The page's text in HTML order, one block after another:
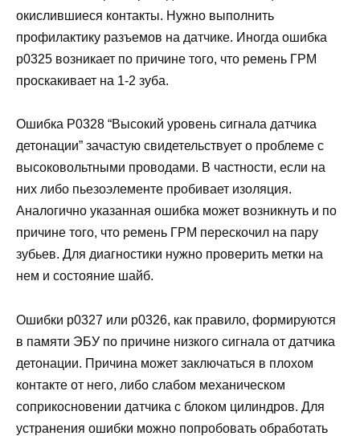
окислившиеся контакты. Нужно выполнить
профилактику разъемов на датчике. Иногда ошибка
p0325 возникает по причине того, что ремень ГРМ
проскакивает на 1-2 зуба.
Ошибка P0328 “Высокий уровень сигнала датчика
детонации” зачастую свидетельствует о проблеме с
высоковольтными проводами. В частности, если на
них либо пьезоэлементе пробивает изоляция.
Аналогично указанная ошибка может возникнуть и по
причине того, что ремень ГРМ перескочил на пару
зубьев. Для диагностики нужно проверить метки на
нем и состояние шайб.
Ошибки р0327 или р0326, как правило, формируются
в памяти ЭБУ по причине низкого сигнала от датчика
детонации. Причина может заключаться в плохом
контакте от него, либо слабом механическом
соприкосновении датчика с блоком цилиндров. Для
устранения ошибки можно попробовать обработать